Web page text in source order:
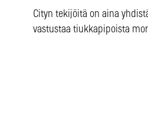
Cityn tekijöitä on aina
vastustaa tiukkapipoista